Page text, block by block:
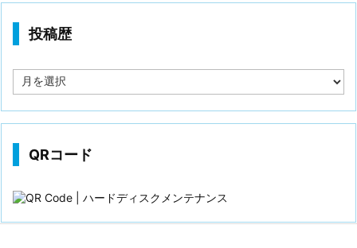
投稿歴
稿
QRコード